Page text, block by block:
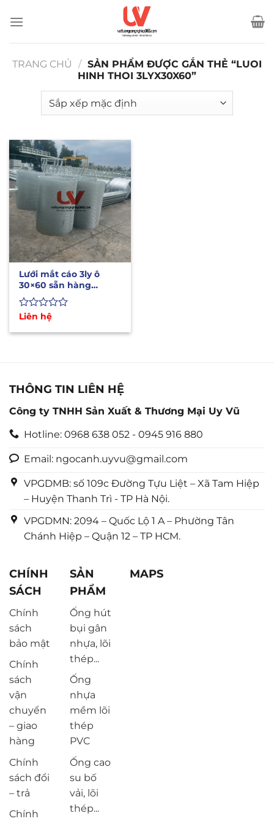
qua
TRANG CHỦ
/ SẢN PHẨM ĐƯỢC GẮN THẺ “LUOI
HINH THOI 3LYX30X60”
Lưới mắt cáo 3ly ô
30×60 sẵn hàng
1mx10m, 1m2x10m
Được
hạng
Liên hệ
THÔNG TIN LIÊN HỆ
Công ty TNHH Sản Xuất & Thương Mại Uy Vũ
Hotline: 0968 638 052 - 0945 916 880
Email: ngocanh.uyvu@gmail.com
VPGDMB: số 109c Đường Tựu Liệt – Xã Tam Hiệp
– Huyện Thanh Trì - TP Hà Nội.
VPGDMN: 2094 – Quốc Lộ 1 A – Phường Tân
Chánh Hiệp – Quận 12 – TP HCM.
CHÍNH
SÁCH
Chính
sách
bảo mật
Chính
sách
vận
chuyển
– giao
hàng
Chính
sách đổi
– trả
Chính
SẢN
PHẨM
Ống hút
bụi gân
nhựa, lõi
thép...
Ống
nhựa
mềm lõi
thép
PVC
Ống cao
su bố
vải, lõi
thép...
MAPS